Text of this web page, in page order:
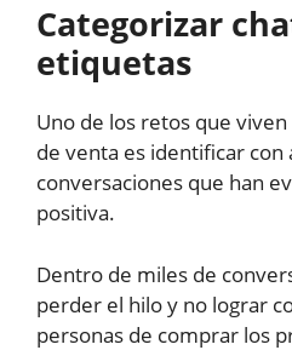
Categorizar
etiquetas
Uno de los retos que
de venta es identificar con
conversaciones que han
positiva.
Dentro de miles de
perder el hilo y no lograr
personas de comprar los